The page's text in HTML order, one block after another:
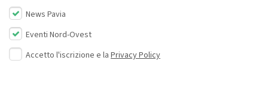
News Pavia
Eventi Nord-Ovest
Accetto l'iscrizione e la Privacy Policy